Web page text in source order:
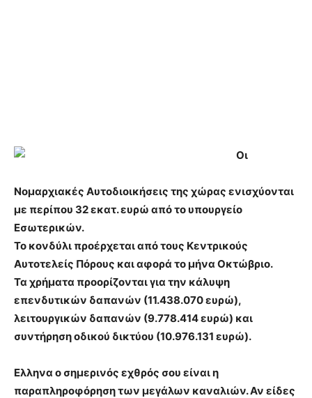
Οι
Νομαρχιακές Αυτοδιοικήσεις της χώρας ενισχύονται
με περίπου 32 εκατ. ευρώ από το υπουργείο
Εσωτερικών.
Το κονδύλι προέρχεται από τους Κεντρικούς
Αυτοτελείς Πόρους και αφορά το μήνα Οκτώβριο.
Τα χρήματα προορίζονται για την κάλυψη
επενδυτικών δαπανών (11.438.070 ευρώ),
λειτουργικών δαπανών (9.778.414 ευρώ) και
συντήρηση οδικού δικτύου (10.976.131 ευρώ).
Ελληνα ο σημερινός εχθρός σου είναι η
παραπληροφόρηση των μεγάλων καναλιών. Αν είδες